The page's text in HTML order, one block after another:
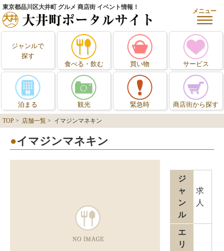
東京都品川区大井町 グルメ 商店街 イベント情報！
メニュー
ジャンルで
探す
食べる・飲む
買い物 サービス
泊まる 観光 緊急時 商店街から探す
TOP > 店舗一覧 > イマジンマネキン
イマジンマネキン
ジ
ャ
ン
ル
求
人
エ
リ